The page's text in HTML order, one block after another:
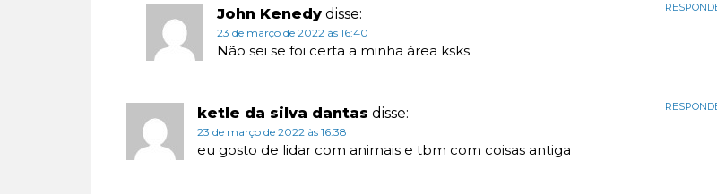
John Kenedy disse:
23 de março de 2022 às 16:40
Não sei se foi certa a minha área ksks
ketle da silva dantas disse:
23 de março de 2022 às 16:38
eu gosto de lidar com animais e tbm com coisas antiga